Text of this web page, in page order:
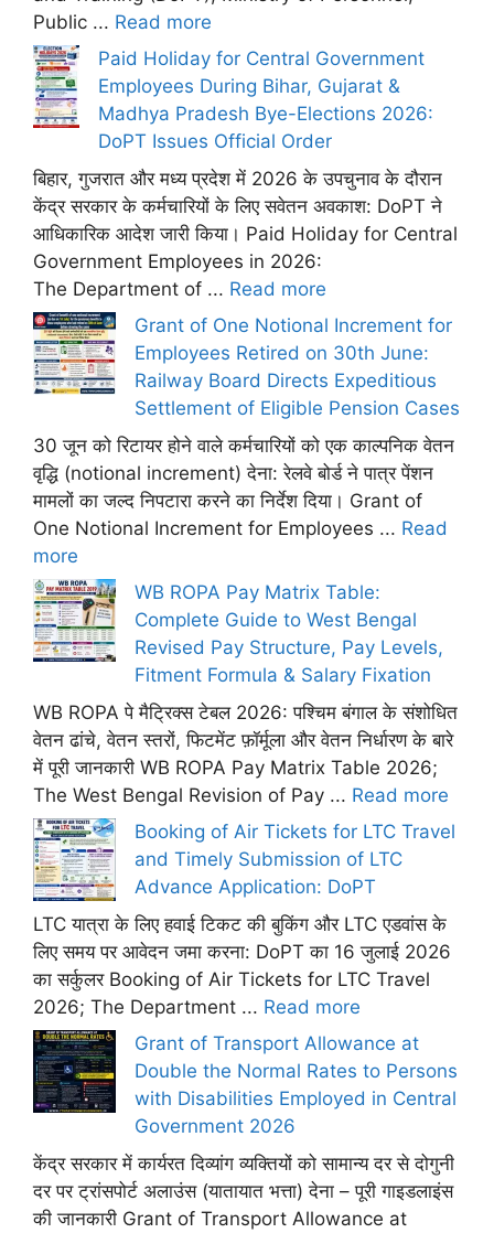
Public ... Read more
Paid Holiday for Central Government
Employees During Bihar, Gujarat &
Madhya Pradesh Bye-Elections 2026:
DoPT Issues Official Order
बिहार, गुजरात और मध्य प्रदेश में 2026 के उपचुनाव के दौरान
केंद्र सरकार के कर्मचारियों के लिए सवेतन अवकाश: DoPT ने
आधिकारिक आदेश जारी किया। Paid Holiday for Central
Government Employees in 2026:
The Department of ... Read more
Grant of One Notional Increment for
Employees Retired on 30th June:
Railway Board Directs Expeditious
Settlement of Eligible Pension Cases
30 जून को रिटायर होने वाले कर्मचारियों को एक काल्पनिक वेतन
वृद्धि (notional increment) देना: रेलवे बोर्ड ने पात्र पेंशन
मामलों का जल्द निपटारा करने का निर्देश दिया। Grant of
One Notional Increment for Employees ... Read
more
WB ROPA Pay Matrix Table:
Complete Guide to West Bengal
Revised Pay Structure, Pay Levels,
Fitment Formula & Salary Fixation
WB ROPA पे मैट्रिक्स टेबल 2026: पश्चिम बंगाल के संशोधित
वेतन ढांचे, वेतन स्तरों, फिटमेंट फ़ॉर्मूला और वेतन निर्धारण के बारे
में पूरी जानकारी WB ROPA Pay Matrix Table 2026;
The West Bengal Revision of Pay ... Read more
Booking of Air Tickets for LTC Travel
and Timely Submission of LTC
Advance Application: DoPT
LTC यात्रा के लिए हवाई टिकट की बुकिंग और LTC एडवांस के
लिए समय पर आवेदन जमा करना: DoPT का 16 जुलाई 2026
का सर्कुलर Booking of Air Tickets for LTC Travel
2026; The Department ... Read more
Grant of Transport Allowance at
Double the Normal Rates to Persons
with Disabilities Employed in Central
Government 2026
केंद्र सरकार में कार्यरत दिव्यांग व्यक्तियों को सामान्य दर से दोगुनी
दर पर ट्रांसपोर्ट अलाउंस (यातायात भत्ता) देना – पूरी गाइडलाइंस
की जानकारी Grant of Transport Allowance at